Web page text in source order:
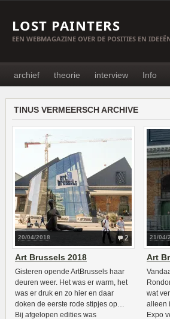
LOST PAINTERS
EEN WEBMAGAZINE OVER DE POSITIES EN
archief theorie interview Info
TINUS VERMEERSCH ARCHIVE
2
20/04/2018
Art Brussels 2018
Gisteren opende ArtBrussels haar
deuren weer. Het was er warm, het
was er druk en zo hier en daar
doken de eerste rode stipjes op…
Bij afgelopen edities was
21/04/
Art
wat
alleen
Expo